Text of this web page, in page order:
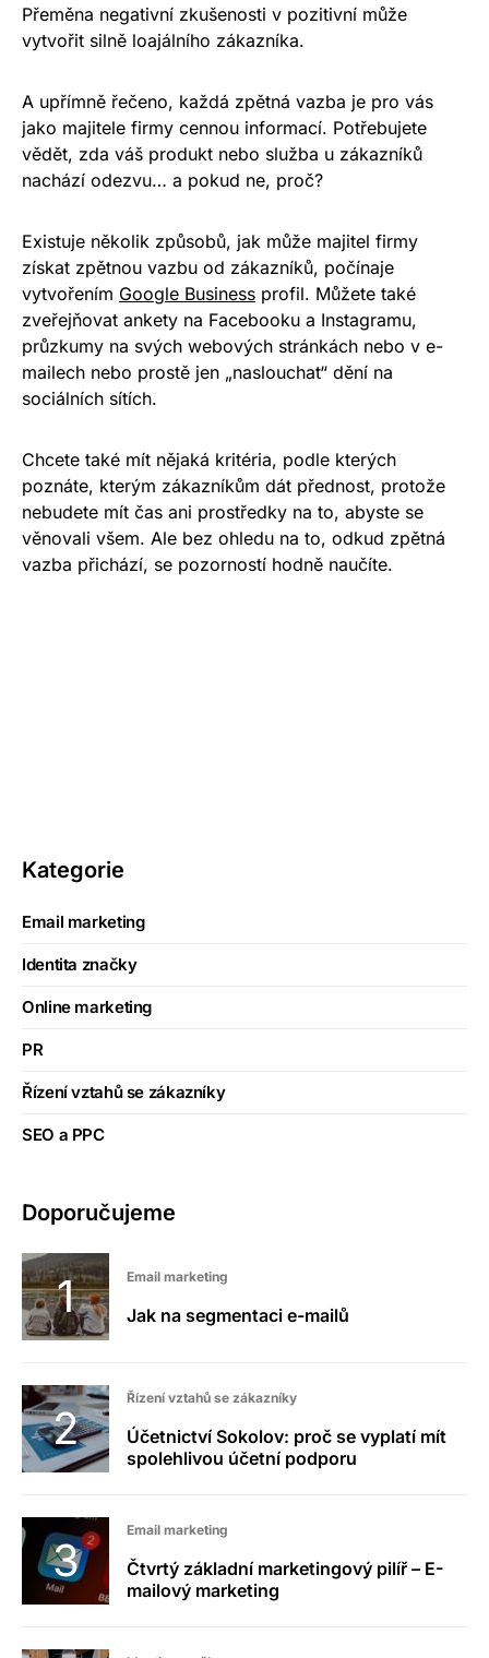
Přeměna negativní zkušenosti v pozitivní může
vytvořit silně loajálního zákazníka.
A upřímně řečeno, každá zpětná vazba je pro vás
jako majitele firmy cennou informací. Potřebujete
vědět, zda váš produkt nebo služba u zákazníků
nachází odezvu… a pokud ne, proč?
Existuje několik způsobů, jak může majitel firmy
získat zpětnou vazbu od zákazníků, počínaje
vytvořením Google Business profil. Můžete také
zveřejňovat ankety na Facebooku a Instagramu,
průzkumy na svých webových stránkách nebo v e-
mailech nebo prostě jen „naslouchat“ dění na
sociálních sítích.
Chcete také mít nějaká kritéria, podle kterých
poznáte, kterým zákazníkům dát přednost, protože
nebudete mít čas ani prostředky na to, abyste se
věnovali všem. Ale bez ohledu na to, odkud zpětná
vazba přichází, se pozorností hodně naučíte.
Kategorie
Email marketing
Identita značky
Online marketing
PR
Řízení vztahů se zákazníky
SEO a PPC
Doporučujeme
Email marketing
Jak na segmentaci e-mailů
Řízení vztahů se zákazníky
Účetnictví Sokolov: proč se vyplatí mít
spolehlivou účetní podporu
Email marketing
Čtvrtý základní marketingový pilíř – E-
mailový marketing